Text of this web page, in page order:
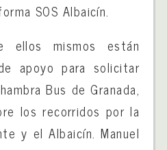
SOS Albaicín.
ellos mismos están
apoyo para solicitar
Bus de Granada,
los recorridos por la
y el Albaicín. Manuel